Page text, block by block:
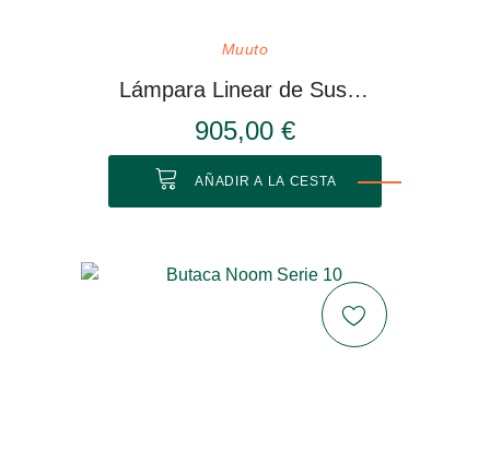
Muuto
Lámpara Linear de Suspensión
905,00 €
AÑADIR A LA CESTA